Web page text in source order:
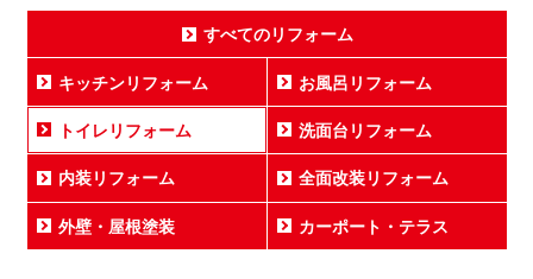
すべてのリフォーム
キッチンリフォーム お風呂リフォーム
トイレリフォーム 洗面台リフォーム
内装リフォーム 全面改装リフォーム
外壁・屋根塗装 カーポート・テラス